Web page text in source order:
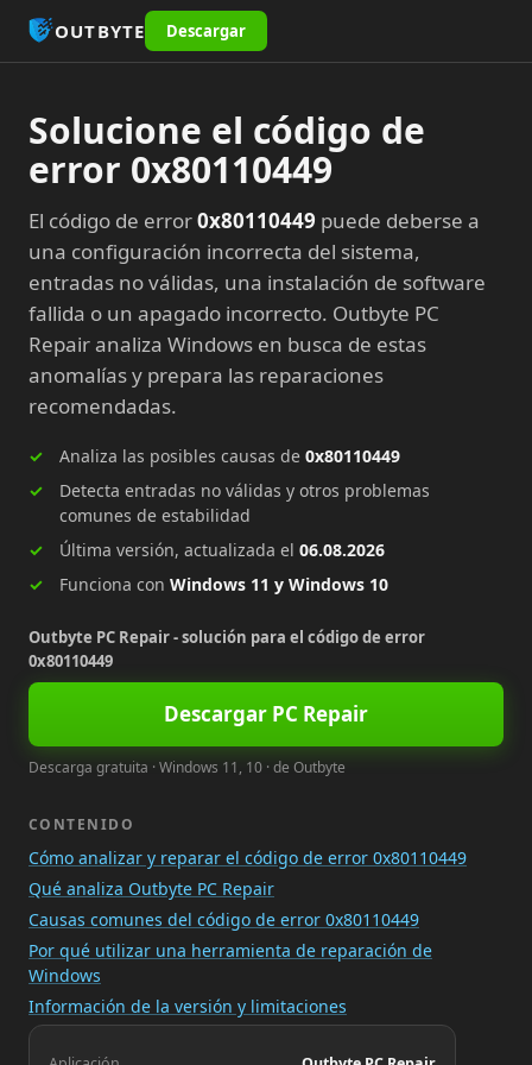
OUTBYTE Descargar
Solucione el código de
error 0x80110449
El código de error0x80110449 puede deberse a
una configuración incorrecta del sistema,
entradas no válidas, una instalación de software
fallida o un apagado incorrecto. Outbyte PC
Repair analiza Windows en busca de estas
anomalías y prepara las reparaciones
recomendadas.
Analiza las posibles causas de 0x80110449
Detecta entradas no válidas y otros problemas
comunes de estabilidad
Última versión, actualizada el 06.08.2026
Funciona con Windows 11 y Windows 10
Outbyte PC Repair - solución para el código de error
0x80110449
Descargar PC Repair
Descarga gratuita · Windows 11, 10 · de Outbyte
CONTENIDO
Cómo analizar y reparar el código de error 0x80110449
Qué analiza Outbyte PC Repair
Causas comunes del código de error 0x80110449
Por qué utilizar una herramienta de reparación de
Windows
Información de la versión y limitaciones